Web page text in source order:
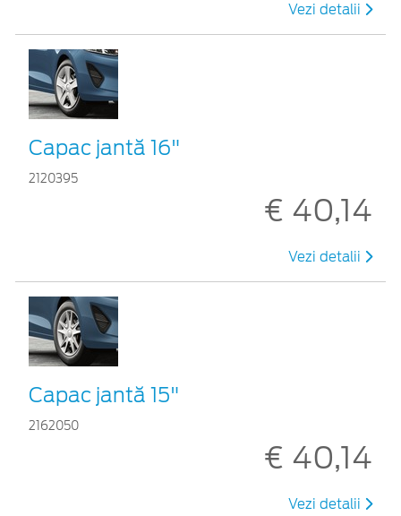
Vezi detalii
Capac jantă 16"
2120395
€ 40,14
Vezi detalii
Capac jantă 15"
2162050
€ 40,14
Vezi detalii